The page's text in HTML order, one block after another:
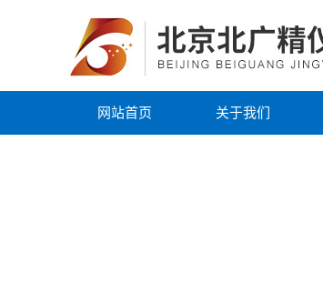
网站首页 关于我们